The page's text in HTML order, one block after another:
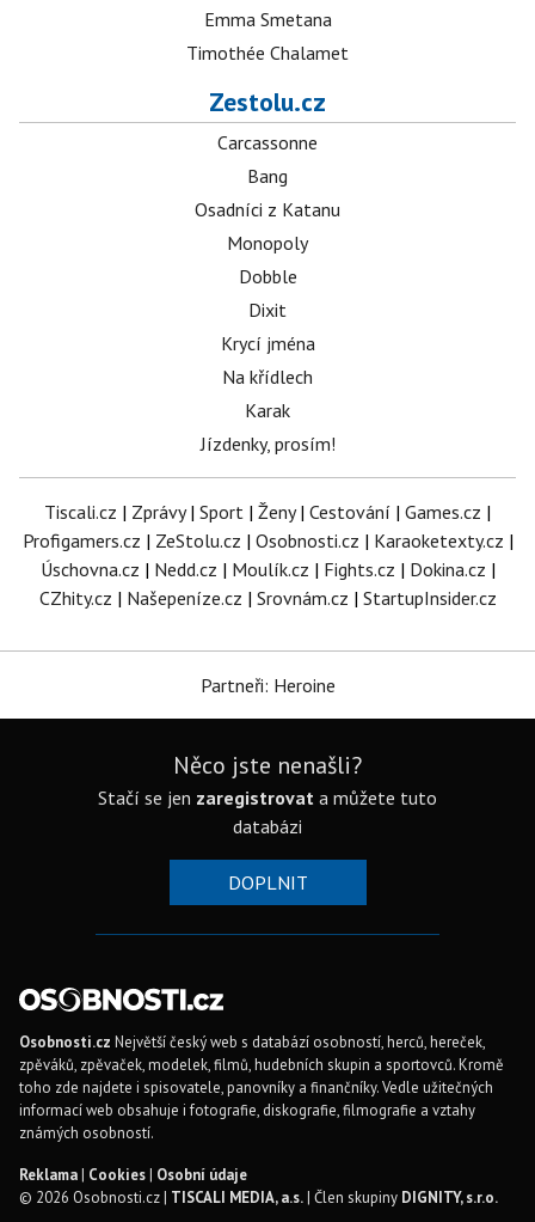
Emma Smetana
Timothée Chalamet
Zestolu.cz
Carcassonne
Bang
Osadníci z Katanu
Monopoly
Dobble
Dixit
Krycí jména
Na křídlech
Karak
Jízdenky, prosím!
Tiscali.cz | Zprávy| Sport | Ženy| Cestování | Games.cz |
Profigamers.cz | ZeStolu.cz | Osobnosti.cz | Karaoketexty.cz |
Úschovna.cz | Nedd.cz | Moulík.cz | Fights.cz | Dokina.cz |
CZhity.cz | Našepeníze.cz | Srovnám.cz | StartupInsider.cz
Partneři: Heroine
Něco jste nenašli?
Stačí se jen zaregistrovat a můžete tuto
databázi
DOPLNIT
Osobnosti.cz Největší český web s databází osobností, herců, hereček,
zpěváků, zpěvaček, modelek, filmů, hudebních skupin a sportovců. Kromě
toho zde najdete i spisovatele, panovníky a finančníky. Vedle užitečných
informací web obsahuje i fotografie, diskografie, filmografie a vztahy
známých osobností.
Reklama| Cookies| Osobní údaje
© 2026 Osobnosti.cz | TISCALI MEDIA, a.s.| Člen skupiny DIGNITY, s.r.o.